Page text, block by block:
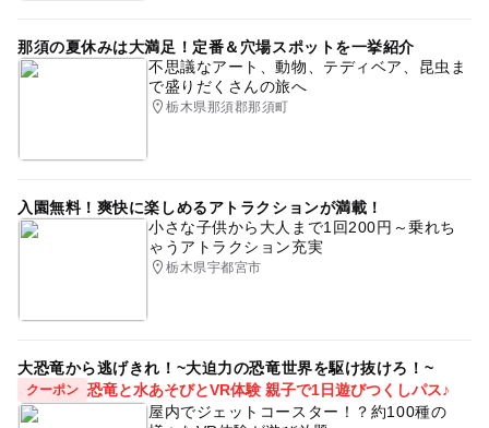
那須の夏休みは大満足！定番＆穴場スポットを一挙紹介
不思議なアート、動物、テディベア、昆虫ま
で盛りだくさんの旅へ
栃木県那須郡那須町
入園無料！爽快に楽しめるアトラクションが満載！
小さな子供から大人まで1回200円～乗れち
ゃうアトラクション充実
栃木県宇都宮市
大恐竜から逃げきれ！~大迫力の恐竜世界を駆け抜けろ！~
クーポン 恐竜と水あそびとVR体験 親子で1日遊びつくしパス♪
屋内でジェットコースター！？約100種の